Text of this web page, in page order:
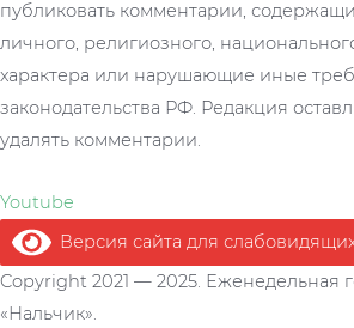
публиковать комментарии,
личного, религиозного,
характера или нарушающие иные
законодательства РФ. Редакция
удалять комментарии.
Youtube
Версия сайта для
Copyright 2021 — 2025. Еженедельная
«Нальчик».